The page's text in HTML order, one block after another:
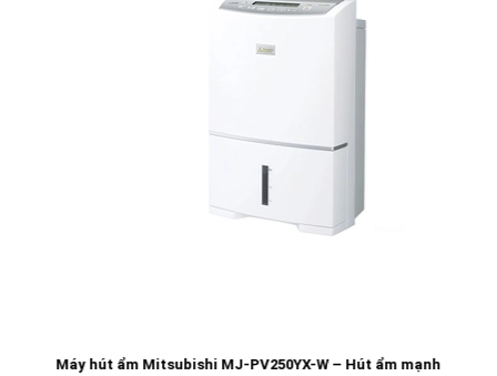
Máy hút ẩm Mitsubishi MJ-PV250YX-W – Hút ẩm mạnh